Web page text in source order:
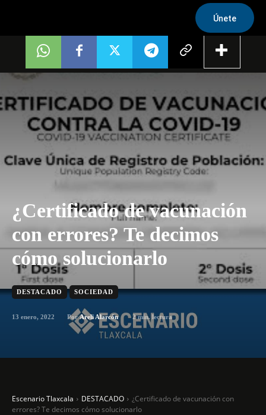
Únete
¿Certificado de vacunación
con errores? Te decimos
cómo solucionarlo
DESTACADO SOCIEDAD
13 enero, 2022 Por Areli Alarcón 2min. lectura
Escenario Tlaxcala DESTACADO
¿Certificado de vacunación con
errores? Te decimos cómo solucionarlo